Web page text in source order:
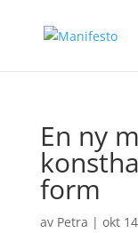
En ny
form
av Petra | okt